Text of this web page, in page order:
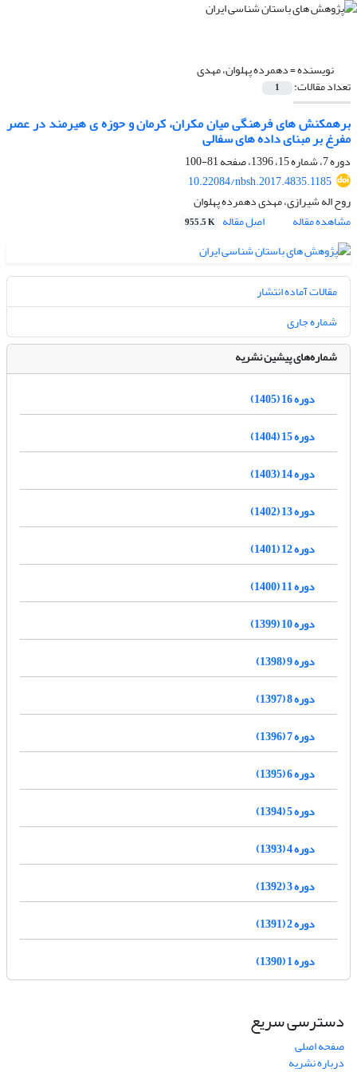
نویسنده =دهمرده پهلوان، مهدی
تعداد مقالات: 1
برهمکنش های فرهنگی میان مکران، کرمان و حوزه ی هیرمند در عصر
مفرغ بر مبنای داده های سفالی
دوره 7، شماره 15، 1396، صفحه
81-100
10.22084/nbsh.2017.4835.1185
روح اله شیرازی، مهدی دهمرده پهلوان
مشاهده مقاله
اصل مقاله 955.5 K
مقالات آماده انتشار
شماره جاری
شماره‌های پیشین نشریه
دوره 16 (1405)
دوره 15 (1404)
دوره 14 (1403)
دوره 13 (1402)
دوره 12 (1401)
دوره 11 (1400)
دوره 10 (1399)
دوره 9 (1398)
دوره 8 (1397)
دوره 7 (1396)
دوره 6 (1395)
دوره 5 (1394)
دوره 4 (1393)
دوره 3 (1392)
دوره 2 (1391)
دوره 1 (1390)
دسترسی سریع
صفحه اصلی
درباره نشریه